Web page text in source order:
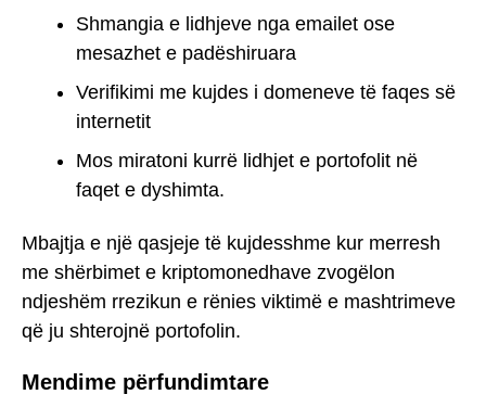
Shmangia e lidhjeve nga emailet ose
mesazhet e padëshiruara
Verifikimi me kujdes i domeneve të faqes së
internetit
Mos miratoni kurrë lidhjet e portofolit në
faqet e dyshimta.
Mbajtja e një qasjeje të kujdesshme kur merresh
me shërbimet e kriptomonedhave zvogëlon
ndjeshëm rrezikun e rënies viktimë e mashtrimeve
që ju shterojnë portofolin.
Mendime përfundimtare